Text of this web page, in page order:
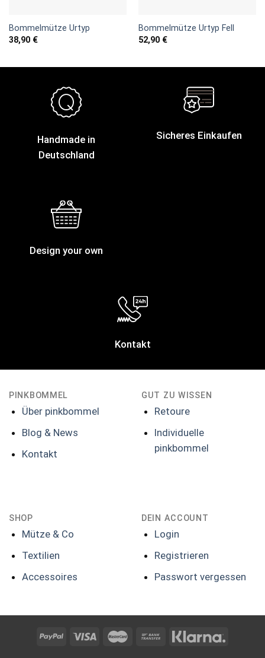
Bommelmütze Urtyp
38,90 €
Bommelmütze Urtyp Fell
52,90 €
Handmade in
Deutschland
Sicheres Einkaufen
Design your own
Kontakt
PINKBOMMEL
Über pinkbommel
Blog & News
Kontakt
GUT ZU WISSEN
Retoure
Individuelle
pinkbommel
SHOP
Mütze & Co
Textilien
Accessoires
DEIN ACCOUNT
Login
Registrieren
Passwort vergessen